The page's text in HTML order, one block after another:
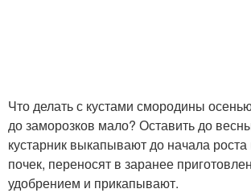
Что делать с кустами смородины
до заморозков мало? Оставить до
кустарник выкапывают до начала
почек, переносят в заранее
удобрением и прикапывают.